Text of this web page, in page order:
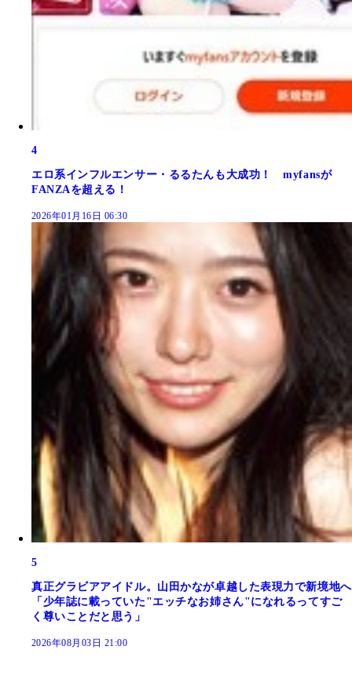
4
エロ系インフルエンサー・るるたんも大成功！ myfansが
FANZAを超える！
2026年01月16日 06:30
5
真正グラビアアイドル。山田かなが卓越した表現力で新境地へ
「少年誌に載っていた"エッチなお姉さん"になれるってすご
く尊いことだと思う」
2026年08月03日 21:00